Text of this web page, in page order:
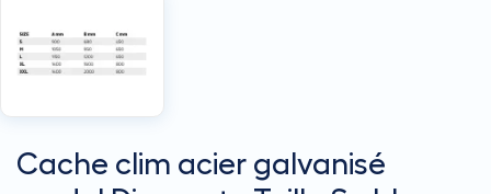
Cache clim acier galvanisé